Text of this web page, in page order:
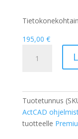
195,00 €
2026
Tuotetunnus
ActCAD
tuotteelle